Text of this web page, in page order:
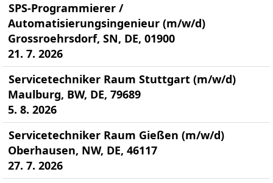
SPS-Programmierer /
Automatisierungsingenieur (m/w/d)
Grossroehrsdorf, SN, DE, 01900
21. 7. 2026
Servicetechniker Raum Stuttgart (m/w/d)
Maulburg, BW, DE, 79689
5. 8. 2026
Servicetechniker Raum Gießen (m/w/d)
Oberhausen, NW, DE, 46117
27. 7. 2026